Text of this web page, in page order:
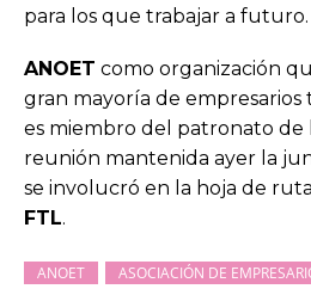
para los que trabajar a futuro.
ANOET como organización
gran mayoría de empresarios
es miembro del patronato de
reunión mantenida ayer la
se involucró en la hoja de
FTL.
ANOET
ASOCIACIÓN DE